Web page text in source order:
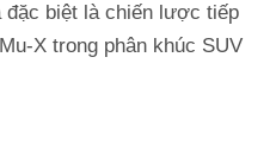
biệt là chiến lược tiếp
X trong phân khúc SUV